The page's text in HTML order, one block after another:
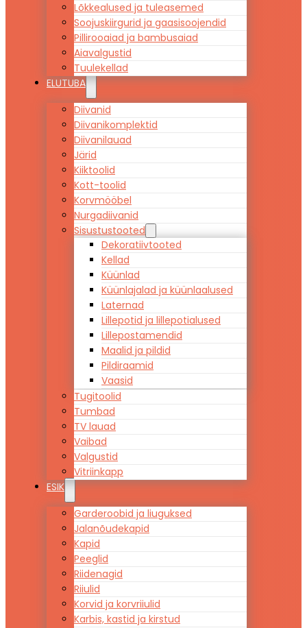
Lõkkealused ja tuleasemed
Soojuskiirgurid ja gaasisoojendid
Pillirooaiad ja bambusaiad
Aiavalgustid
Tuulekellad
ELUTUBA
Diivanid
Diivanikomplektid
Diivanilauad
Järid
Kiiktoolid
Kott-toolid
Korvmööbel
Nurgadiivanid
Sisustustooted
Dekoratiivtooted
Kellad
Küünlad
Küünlajalad ja küünlaalused
Laternad
Lillepotid ja lillepotialused
Lillepostamendid
Maalid ja pildid
Pildiraamid
Vaasid
Tugitoolid
Tumbad
TV lauad
Vaibad
Valgustid
Vitriinkapp
ESIK
Garderoobid ja liuguksed
Jalanõudekapid
Kapid
Peeglid
Riidenagid
Riiulid
Korvid ja korvriiulid
Karbis, kastid ja kirstud